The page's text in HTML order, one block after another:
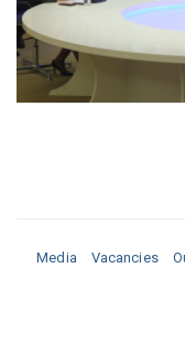
Media Vacancies